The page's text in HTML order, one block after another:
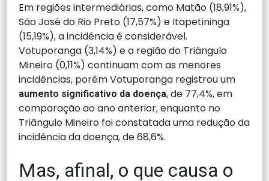
Em regiões intermediárias, como Matão (18,91%),
São José do Rio Preto (17,57%) e Itapetininga
(15,19%), a incidência é considerável.
Votuporanga (3,14%) e a região do Triângulo
Mineiro (0,11%) continuam com as menores
incidências, porém Votuporanga registrou um
aumento significativo da doença, de 77,4%, em
comparação ao ano anterior, enquanto no
Triângulo Mineiro foi constatada uma redução da
incidência da doença, de 68,6%.
Mas, afinal, o que causa o